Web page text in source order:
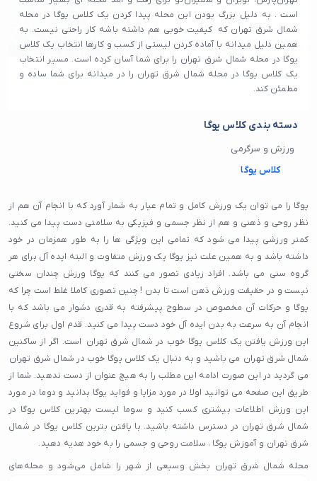
است . به دلیل بزرگ بودن این محله پیدا کردن یک کلاس یوگا در محله
شمال شرق تهران که کیفیت خوبی هم داشته باشه کار راحتی نیست. به
همین دلیل میدانه با آماده کردن لیستی از کسب و کارها انتخاب یک کلاس
یوگا در محله شمال شرق تهران را برای شما آسان کرده است. مسیر انتخاب
یک کلاس یوگا در محله شمال شرق تهران را در میدانه برای شما ساده و
مطمئن کند.
دسته بندی کلاس یوگا
ورزش و سرگرمی
کلاس یوگا
یوگا را می توان یک ورزش کامل و تمام عیار به شمار آورد که با انجام آن هم از
نظر روحی و ذهنی و هم از نظر جسمی و فیزیکی به سلامتی دست پیدا می کنید.
کمتر ورزشی پیدا می شود که تمامی این ویژگی ها را به طور همزمان در خود
داشته باشد و به همین علت نیز یوگا یک ورزش متفاوت و البته ایده آل برای هر
گروه سنی می باشد. افراد زیادی تصور می کنند که یوگا ورزش چندان سختی
نیست و در حقیقت ورزش ذهن است تا بدن ! چنین تصوری کاملا غلط است چرا که
یوگا و حرکات آن مخصوص در سطوح پیشرفته به قدری دشوار می باشد که با
انجام آن به سرعت به بدن ایده آل خود دست پیدا می کنید. قدم اول برای شروع
این ورزش یافتن یک کلاس یوگا خوب در شمال شرق تهران است. اگر از ساکنین
شمال شرق تهران می باشید و به دنبال یک کلاس یوگا خوب در شمال شرق تهران
می گردید در این صورت ادامه این مطلب را به هیچ عنوان از دست ندهید. شما از
طریق این صفحه می توانید اولا در مورد مزایا و فواید یوگا بدانید و دوما در مورد
این ورزش اطلاعات بیشتری کسب کنید و سوما لیست بهترین کلاس یوگا در
شمال شرق تهران در دسترس داشته باشید. با یافتن بترین کلاس یوگا در شمال
شرق تهران و آموزش یوگا ، سلامت روحی و جسمی را به خود هدیه دهید.
محله شمال شرق تهران بخش وسیعی از شهر را شامل می‌شود و محله‌های